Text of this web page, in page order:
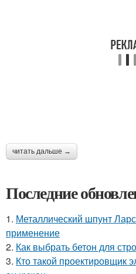
читать дальше →
Последние
1. Металлический шпунт
применение
2. Как выбрать бетон для
3. Кто такой проектировщик